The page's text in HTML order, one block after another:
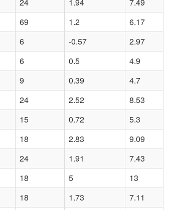
69 1.2
6.17
6 -0.57
2.97
6 0.5
4.9
9 0.39
4.7
24 2.52
8.53
15 0.72
5.3
18 2.83
9.09
24 1.91
7.43
18 5
13
18 1.73
7.11